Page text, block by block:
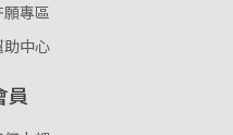
願專區
助中心
員